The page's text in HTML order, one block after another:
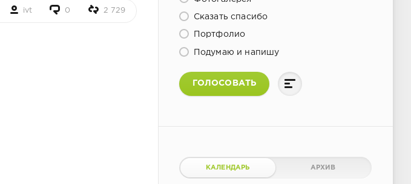
ivt 0 2 729
Сказать спасибо
Портфолио
Подумаю и напишу
ГОЛОСОВАТЬ
КАЛЕНДАРЬ АРХИВ